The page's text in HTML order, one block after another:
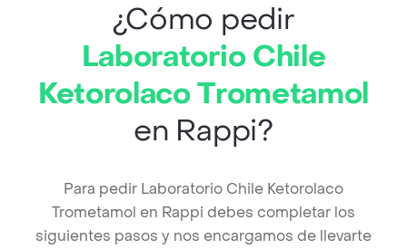
¿Cómo pedir
Laboratorio Chile
Ketorolaco Trometamol
en Rappi?
Para pedir Laboratorio Chile Ketorolaco
Trometamol en Rappi debes completar los
siguientes pasos y nos encargamos de llevarte